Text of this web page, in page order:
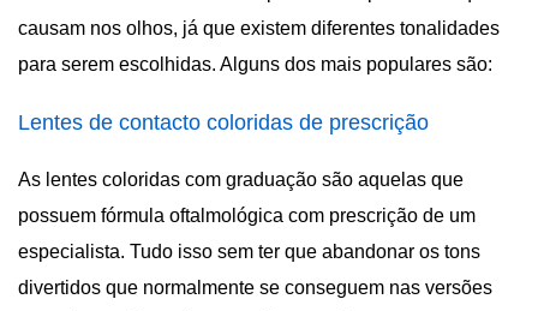
causam nos olhos, já que existem diferentes tonalidades
para serem escolhidas. Alguns dos mais populares são:
Lentes de contacto coloridas de prescrição
As lentes coloridas com graduação são aquelas que
possuem fórmula oftalmológica com prescrição de um
especialista. Tudo isso sem ter que abandonar os tons
divertidos que normalmente se conseguem nas versões